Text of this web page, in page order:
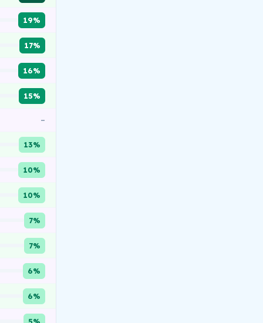
19%
17%
16%
15%
–
13%
10%
10%
7%
7%
6%
6%